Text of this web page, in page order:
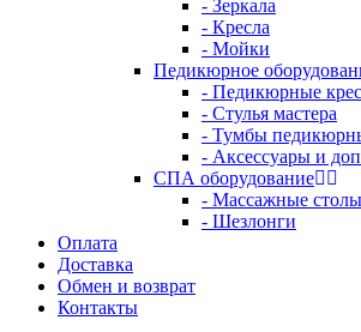
- Зеркала
- Кресла
- Мойки
Педикюрное
- Педикюрные
- Стулья мастера
- Тумбы
- Аксессуары и
СПА оборудование
- Массажные столы
- Шезлонги
Оплата
Доставка
Обмен и возврат
Контакты